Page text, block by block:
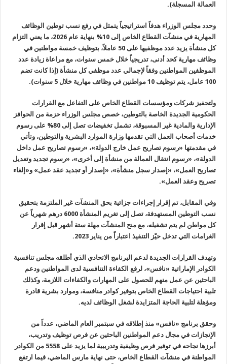
العمالة المسجلة).
وحدد مجلس الوزراء هدفاً استراتيجياً يتمثل في رفع نسب توطين الوظائف
المهارية في منشآت القطاع الخاص إلى 10% بنهاية عام 2026، ما يعني التزام
كل منشأة يزيد عدد موظفيها على 50 عاملاً، بتوظيف خمسة مواطنين في
وظائف مهارية كحد أدنى، تدريجياً خلال خمس سنوات، مع مراعاة زيادة عدد
الموظفين المواطنين وفقاً لإجمالي عدد موظفي كل منشأة (إذا كانت تضم
100 عامل، يتم توظيف 10 مواطنين في وظائف مهارية خلال 5 سنوات).
ولتحفيز شركات ومؤسسات القطاع الخاص على التفاعل مع القرارات
الحكومية الجديدة الخاصة بالتوطين، خصص مجلس الوزراء حزمة من الحوافز
الإدارية والمادية غير المسبوقة، تشمل تخفيضات تصل إلى 80% على رسوم
خدمات أصحاب العمل التي تقدمها وزارة الموارد البشرية والتوطين، وتأتي
في مقدمتها «رسوم تصاريح عمل خارج الدولة»، «رسوم تصاريح عمل داخل
الدولة»، «رسوم انتقال العمالة من منشأة إلى أخرى»، «رسوم تجديد وتعديل
تصاريح العمل»، «إصدار سجل منشأة»، «إصدار أو تجديد عقد عمل» و«إلغاء
تصريح وعقد العمل».
وفي المقابل، تم إقرار إجراءات جزائية بحق المنشآت غير الملتزمة بتحقيق
نسب التوطين المستهدفة، تصل إلى تغريم المنشأة 6000 درهم شهرياً عن
كل مواطن لم يتم تشغيله، مع منح المنشآت مهلة ستة أشهر قبل إقرار
الغرامات التي تدخل حيّز التنفيذ اعتباراً من يناير 2023.
وتهدف القرارات الجديدة لدعم البرنامج الاتحادي الذي أطلقه مجلس تنافسية
الكوادر الإماراتية «نافس»، لرفع الكفاءة التنافسية لدى المواطنين ودعم
الباحثين عن عمل منهم للحصول على المهارات والكفاءات اللازمة، وكذلك
تلبية احتياجات القطاع الخاص بتوفير كوادر منافسة، وموارد بشرية قادرة
ومؤهلة لتلبية الحاجة المتزايدة لشغل الوظائف لديه.
وحقق برنامج «نافس» منذ إطلاقه في سبتمبر العام الماضي، عدداً من
الإنجازات في مجال دعم المواطنين الباحثين عن فرص توظيف وتدريب،
أبرزها نجاحه في توفير فرص وظيفية وتدريبية لما يزيد على 5558 من الكوادر
المواطنة في منشآت القطاع الخاص، حتى نهاية مارس الماضي، فيما ارتفع